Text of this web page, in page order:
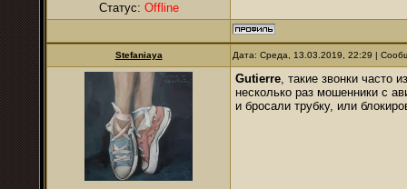
Статус: Offline
Stefaniaya Дата: Среда, 13.03.2019, 22:29 |
Gutierre, такие звонки часто
несколько раз мошенники с
и бросали трубку, или